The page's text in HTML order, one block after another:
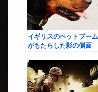
イギリスのペットブーム
がもたらした影の側面